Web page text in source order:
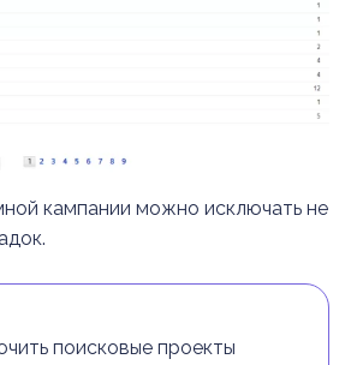
кампании можно исключать не
поисковые проекты